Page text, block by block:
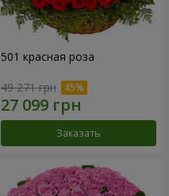
501 красная роза
49 271 грн
Заказать